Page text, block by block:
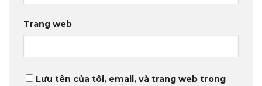
Trang web
Lưu tên của tôi, email, và trang web trong